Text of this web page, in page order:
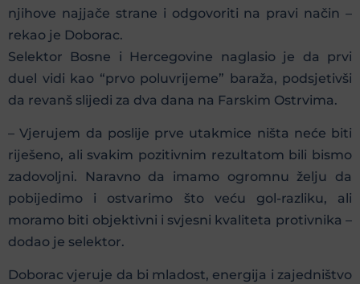
njihove najjače strane i odgovoriti na pravi način –
rekao je Doborac.
Selektor Bosne i Hercegovine naglasio je da prvi
duel vidi kao “prvo poluvrijeme” baraža, podsjetivši
da revanš slijedi za dva dana na Farskim Ostrvima.
– Vjerujem da poslije prve utakmice ništa neće biti
riješeno, ali svakim pozitivnim rezultatom bili bismo
zadovoljni. Naravno da imamo ogromnu želju da
pobijedimo i ostvarimo što veću gol-razliku, ali
moramo biti objektivni i svjesni kvaliteta protivnika –
dodao je selektor.
Doborac vjeruje da bi mladost, energija i zajedništvo